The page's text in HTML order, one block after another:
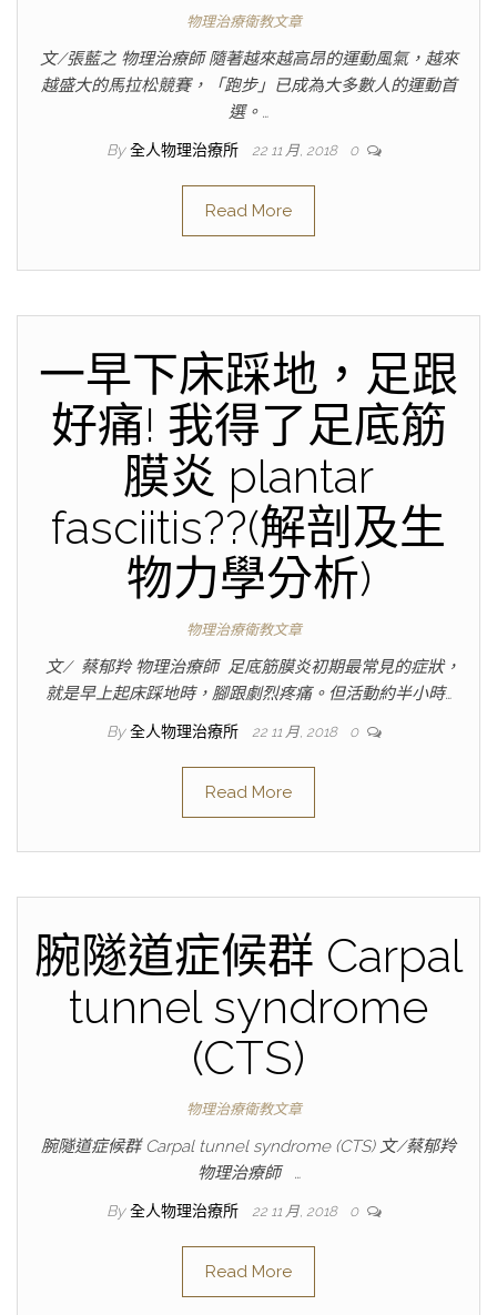
物理治療衛教文章
文/張藍之 物理治療師 隨著越來越高昂的運動風氣，越來
越盛大的馬拉松競賽，「跑步」已成為大多數人的運動首
選。…
By 全人物理治療所 22 11 月, 2018 0
Read More
一早下床踩地，足跟
好痛! 我得了足底筋
膜炎 plantar
fasciitis??(解剖及生
物力學分析)
物理治療衛教文章
文/ 蔡郁羚 物理治療師 足底筋膜炎初期最常見的症狀，
就是早上起床踩地時，腳跟劇烈疼痛。但活動約半小時…
By 全人物理治療所 22 11 月, 2018 0
Read More
腕隧道症候群 Carpal
tunnel syndrome
(CTS)
物理治療衛教文章
腕隧道症候群 Carpal tunnel syndrome (CTS) 文/蔡郁羚
物理治療師 …
By 全人物理治療所 22 11 月, 2018 0
Read More